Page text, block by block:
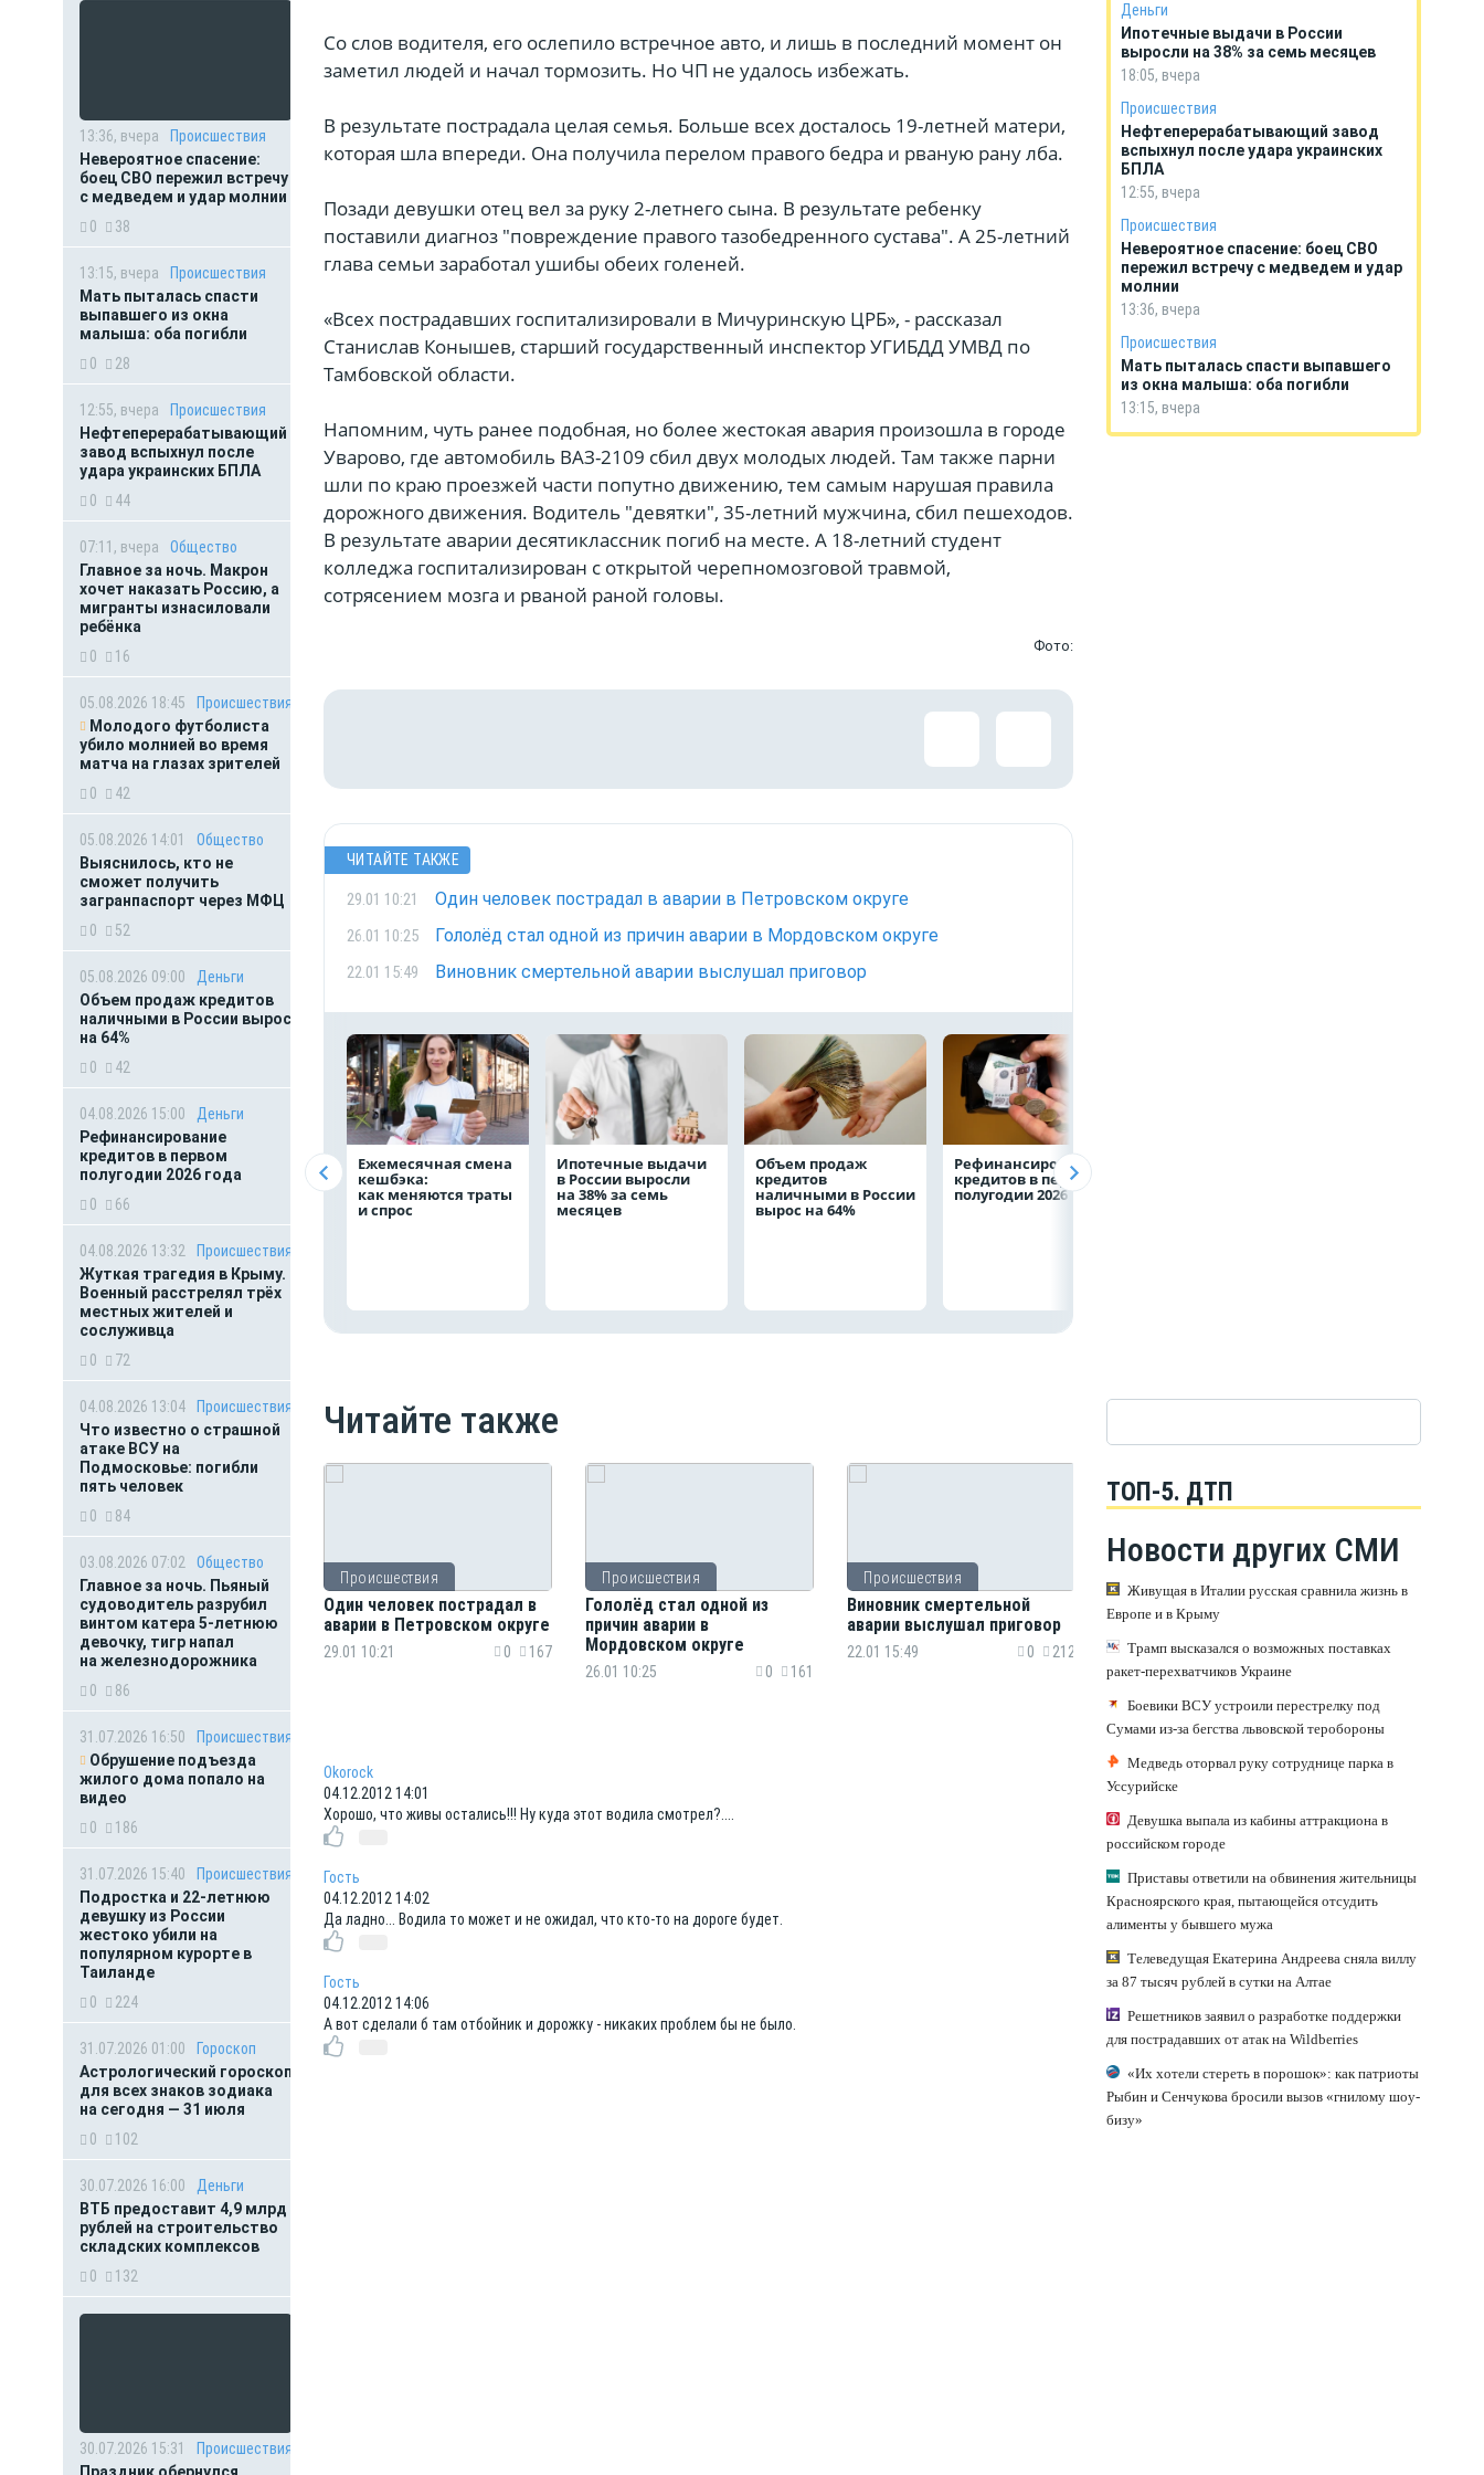
13:36, вчера
Происшествия
Невероятное спасение:
боец СВО пережил встречу
с медведем и удар молнии
0
38
13:15, вчера
Происшествия
Мать пыталась спасти
выпавшего из окна
малыша: оба погибли
0
28
12:55, вчера
Происшествия
Нефтеперерабатывающий
завод вспыхнул после
удара украинских БПЛА
0
44
07:11, вчера
Общество
Главное за ночь. Макрон
хочет наказать Россию, а
мигранты изнасиловали
ребёнка
0
16
05.08.2026 18:45
Происшествия
Молодого футболиста
убило молнией во время
матча на глазах зрителей
0
42
05.08.2026 14:01
Общество
Выяснилось, кто не
сможет получить
загранпаспорт через МФЦ
0
52
05.08.2026 09:00
Деньги
Объем продаж кредитов
наличными в России вырос
на 64%
0
42
04.08.2026 15:00
Деньги
Рефинансирование
кредитов в первом
полугодии 2026 года
0
66
04.08.2026 13:32
Происшествия
Жуткая трагедия в Крыму.
Военный расстрелял трёх
местных жителей и
сослуживца
0
72
04.08.2026 13:04
Происшествия
Что известно о страшной
атаке ВСУ на
Подмосковье: погибли
пять человек
0
84
03.08.2026 07:02
Общество
Главное за ночь. Пьяный
судоводитель разрубил
винтом катера 5-летнюю
девочку, тигр напал
на железнодорожника
0
86
31.07.2026 16:50
Происшествия
Обрушение подъезда
жилого дома попало на
видео
0
186
31.07.2026 15:40
Происшествия
Подростка и 22-летнюю
девушку из России
жестоко убили на
популярном курорте в
Таиланде
0
224
31.07.2026 01:00
Гороскоп
Астрологический гороскоп
для всех знаков зодиака
на сегодня — 31 июля
0
102
30.07.2026 16:00
Деньги
ВТБ предоставит 4,9 млрд
рублей на строительство
складских комплексов
0
132
30.07.2026 15:31
Происшествия
Со слов водителя, его ослепило встречное авто, и лишь в последний момент он
заметил людей и начал тормозить. Но ЧП не удалось избежать.
В результате пострадала целая семья. Больше всех досталось 19-летней матери,
которая шла впереди. Она получила перелом правого бедра и рваную рану лба.
Позади девушки отец вел за руку 2-летнего сына. В результате ребенку
поставили диагноз "повреждение правого тазобедренного сустава". А 25-летний
глава семьи заработал ушибы обеих голеней.
«Всех пострадавших госпитализировали в Мичуринскую ЦРБ», - рассказал
Станислав Конышев, старший государственный инспектор УГИБДД УМВД по
Тамбовской области.
Напомним, чуть ранее подобная, но более жестокая авария произошла в городе
Уварово, где автомобиль ВАЗ-2109 сбил двух молодых людей. Там также парни
шли по краю проезжей части попутно движению, тем самым нарушая правила
дорожного движения. Водитель "девятки", 35-летний мужчина, сбил пешеходов.
В результате аварии десятиклассник погиб на месте. А 18-летний студент
колледжа госпитализирован с открытой черепномозговой травмой,
сотрясением мозга и рваной раной головы.
Фото:
ЧИТАЙТЕ ТАКЖЕ
29.01 10:21 Один человек пострадал в аварии в Петровском округе
26.01 10:25 Гололёд стал одной из причин аварии в Мордовском округе
22.01 15:49 Виновник смертельной аварии выслушал приговор
Ежемесячная смена
кешбэка:
как меняются траты
и спрос
Ипотечные выдачи
в России выросли
на 38% за семь
месяцев
Объем продаж
кредитов
наличными в России
вырос на 64%
Рефинансирование
кредитов в первом
полугодии 2026 года
Читайте также
Происшествия
Один человек пострадал в
аварии в Петровском округе
29.01 10:21 0 167
Происшествия
Гололёд стал одной из
причин аварии в
Мордовском округе
26.01 10:25 0 161
Происшествия
Виновник смертельной
аварии выслушал приговор
22.01 15:49 0 212
Okorock
04.12.2012 14:01
Хорошо, что живы остались!!! Ну куда этот водила смотрел?....
Гость
04.12.2012 14:02
Да ладно... Водила то может и не ожидал, что кто-то на дороге будет.
Гость
04.12.2012 14:06
А вот сделали б там отбойник и дорожку - никаких проблем бы не было.
Деньги
Ипотечные выдачи в России
выросли на 38% за семь месяцев
18:05, вчера
Происшествия
Нефтеперерабатывающий завод
вспыхнул после удара украинских
БПЛА
12:55, вчера
Происшествия
Невероятное спасение: боец СВО
пережил встречу с медведем и удар
молнии
13:36, вчера
Происшествия
Мать пыталась спасти выпавшего
из окна малыша: оба погибли
13:15, вчера
ТОП-5. ДТП
Новости других СМИ
Живущая в Италии русская сравнила жизнь в
Европе и в Крыму
Трамп высказался о возможных поставках
ракет-перехватчиков Украине
Боевики ВСУ устроили перестрелку под
Сумами из-за бегства львовской теробороны
Медведь оторвал руку сотруднице парка в
Уссурийске
Девушка выпала из кабины аттракциона в
российском городе
Приставы ответили на обвинения жительницы
Красноярского края, пытающейся отсудить
алименты у бывшего мужа
Телеведущая Екатерина Андреева сняла виллу
за 87 тысяч рублей в сутки на Алтае
Решетников заявил о разработке поддержки
для пострадавших от атак на Wildberries
«Их хотели стереть в порошок»: как патриоты
Рыбин и Сенчукова бросили вызов «гнилому шоу-
бизу»